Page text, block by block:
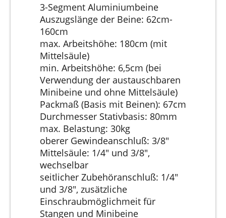
3-Segment Aluminiumbeine
Auszugslänge der Beine: 62cm-
160cm
max. Arbeitshöhe: 180cm (mit
Mittelsäule)
min. Arbeitshöhe: 6,5cm (bei
Verwendung der austauschbaren
Minibeine und ohne Mittelsäule)
Packmaß (Basis mit Beinen): 67cm
Durchmesser Stativbasis: 80mm
max. Belastung: 30kg
oberer Gewindeanschluß: 3/8"
Mittelsäule: 1/4" und 3/8",
wechselbar
seitlicher Zubehöranschluß: 1/4"
und 3/8", zusätzliche
Einschraubmöglichmeit für
Stangen und Minibeine